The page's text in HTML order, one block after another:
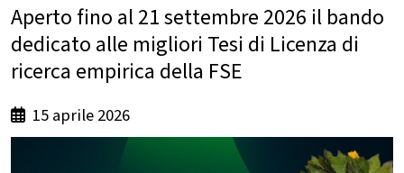
Aperto fino al 21 settembre 2026 il bando
dedicato alle migliori Tesi di Licenza di
ricerca empirica della FSE
15 aprile 2026